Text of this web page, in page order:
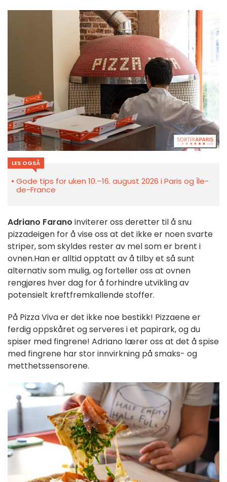
LES OGSÅ
Gode tips for uken 10.–16. august 2026 i Paris og Île-
de-France
Adriano Farano inviterer oss deretter til å snu
pizzadeigen for å vise oss at det ikke er noen svarte
striper, som skyldes rester av mel som er brent i
ovnen.Han er alltid opptatt av å tilby et så sunt
alternativ som mulig, og forteller oss at ovnen
rengjøres hver dag for å forhindre utvikling av
potensielt kreftfremkallende stoffer.
På Pizza Viva er det ikke noe bestikk! Pizzaene er
ferdig oppskåret og serveres i et papirark, og du
spiser med fingrene! Adriano lærer oss at det å spise
med fingrene har stor innvirkning på smaks- og
metthetssensorene.